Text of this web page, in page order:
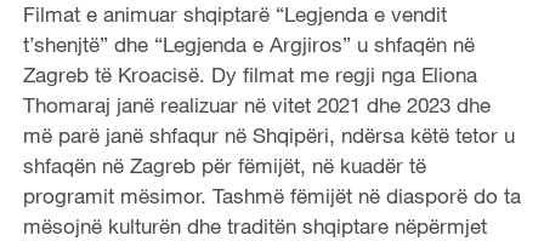
Filmat e animuar shqiptarë “Legjenda e vendit
t’shenjtë” dhe “Legjenda e Argjiros” u shfaqën në
Zagreb të Kroacisë. Dy filmat me regji nga Eliona
Thomaraj janë realizuar në vitet 2021 dhe 2023 dhe
më parë janë shfaqur në Shqipëri, ndërsa këtë tetor u
shfaqën në Zagreb për fëmijët, në kuadër të
programit mësimor. Tashmë fëmijët në diasporë do ta
mësojnë kulturën dhe traditën shqiptare nëpërmjet